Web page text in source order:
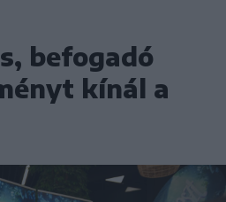
befogadó
kínál a